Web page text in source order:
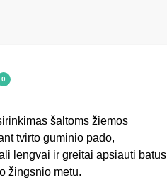
0
šaltoms žiemos
tvirto guminio pado,
lengvai ir greitai apsiauti batus
žingsnio metu.